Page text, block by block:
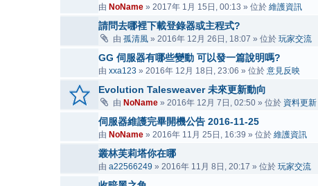
由 NoName » 2017年 1月 15日, 00:13 » 位於 維護資訊
請問去哪裡下載登錄器或主程式?
由 孤清風 » 2016年 12月 26日, 18:07 » 位於 玩家交流
GG 伺服器有哪些變動 可以發一篇說明嗎?
由 xxa123 » 2016年 12月 18日, 23:06 » 位於 意見反映
Evolution Talesweaver 未來更新動向
由 NoName » 2016年 12月 7日, 02:50 » 位於 資料更新
伺服器維護完畢開機公告 2016-11-25
由 NoName » 2016年 11月 25日, 16:39 » 位於 維護資訊
叢林芙莉塔你在哪
由 a22566249 » 2016年 11月 8日, 20:17 » 位於 玩家交流